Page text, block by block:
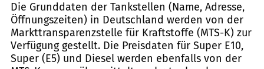
Die Grunddaten der Tankstellen (Name, Adresse,
Öffnungszeiten) in Deutschland werden von der
Markttransparenzstelle für Kraftstoffe (MTS-K) zur
Verfügung gestellt. Die Preisdaten für Super E10,
Super (E5) und Diesel werden ebenfalls von der